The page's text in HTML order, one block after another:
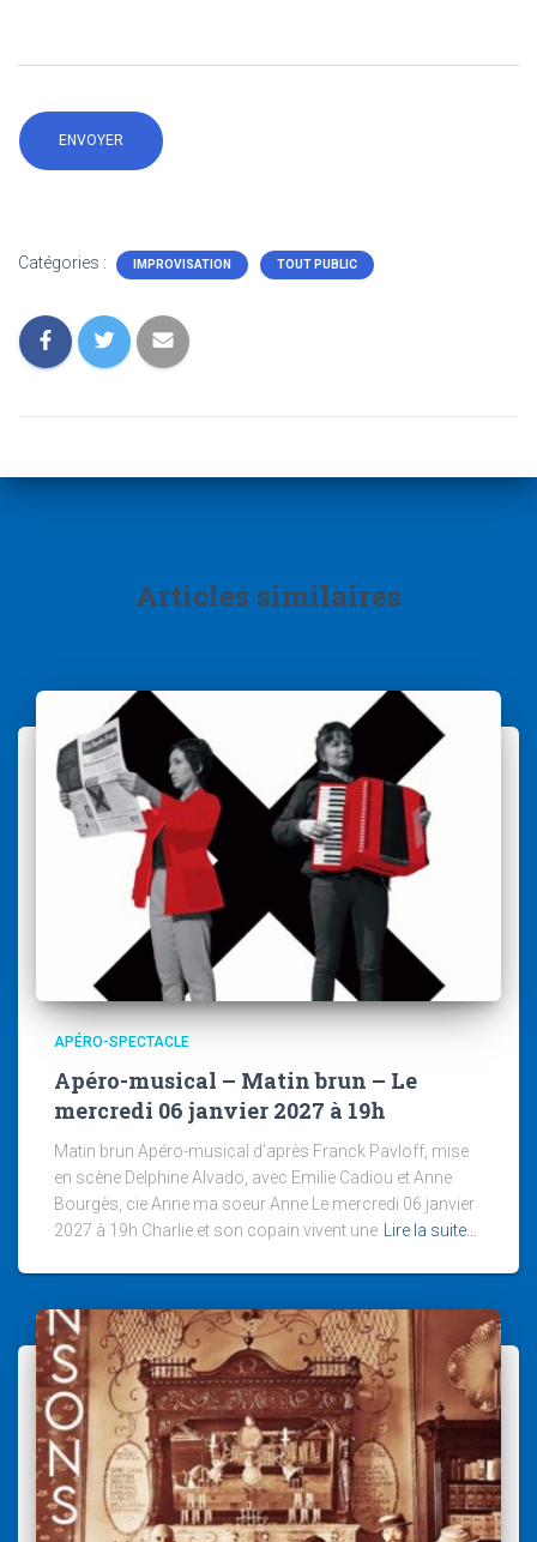
Catégories : IMPROVISATION TOUT PUBLIC
Articles similaires
APÉRO-SPECTACLE
Apéro-musical – Matin brun – Le
mercredi 06 janvier 2027 à 19h
Matin brun Apéro-musical d’après Franck Pavloff, mise
en scène Delphine Alvado, avec Emilie Cadiou et Anne
Bourgès, cie Anne ma soeur Anne Le mercredi 06 janvier
2027 à 19h Charlie et son copain vivent une
Lire la suite…